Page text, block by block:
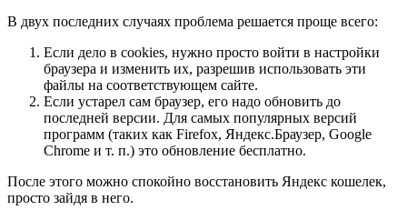
В двух последних случаях проблема решается проще всего:
Если дело в cookies, нужно просто войти в настройки
браузера и изменить их, разрешив использовать эти
файлы на соответствующем сайте.
Если устарел сам браузер, его надо обновить до
последней версии. Для самых популярных версий
программ (таких как Firefox, Яндекс.Браузер, Google
Chrome и т. п.) это обновление бесплатно.
После этого можно спокойно восстановить Яндекс кошелек,
просто зайдя в него.